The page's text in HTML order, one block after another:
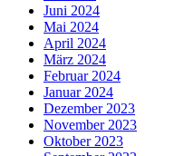
Juni 2024
Mai 2024
April 2024
März 2024
Februar 2024
Januar 2024
Dezember 2023
November 2023
Oktober 2023